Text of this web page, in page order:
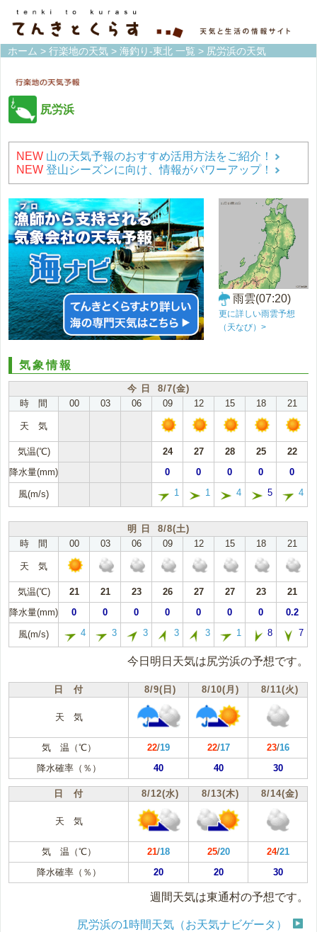
ホーム > 行楽地の天気 > 海釣り-東北 一覧 > 尻労浜の天気
尻労浜
NEW 山の天気予報のおすすめ活用方法をご紹介！
NEW 登山シーズンに向け、情報がパワーアップ！
雨雲(07:20)
更に詳しい雨雲予想
（天なび）>
気象情報
今 日 8/7(金)
時 間
00 03 06 09 12 15 18 21
天 気
気温(℃) 24 27 28 25
22
降水量(mm)
0 0 0 0 0
風(m/s) 1 1 4 5 4
明 日 8/8(土)
時 間
00 03 06 09 12 15 18 21
天 気
気温(℃) 21 21 23 26 27 27 23
21
降水量(mm)
0 0 0 0 0 0 0 0.2
風(m/s) 4 3 3 3 3 1 8 7
今日明日天気は尻労浜の予想です。
日 付 8/9(日) 8/10(月) 8/11(火)
天 気
気 温（℃） 22/19 22/17 23/16
降水確率（％）
40 40 30
日 付 8/12(水) 8/13(木) 8/14(金)
天 気
気 温（℃） 21/18 25/20 24/21
降水確率（％）
20 20 30
週間天気は東通村の予想です。
尻労浜の1時間天気（お天気ナビゲータ）